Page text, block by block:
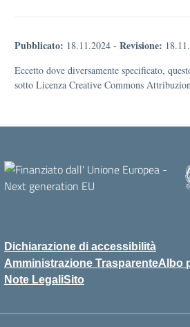
Pubblicato: 18.11.2024 - Revisione:
Eccetto dove diversamente specificato,
sotto Licenza Creative Commons
Dichiarazione di accessibilità
Amministrazione TrasparenteAlbo
Note LegaliSito